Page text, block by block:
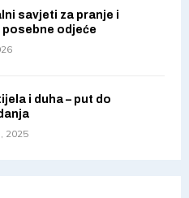
savjeti za pranje i
posebne odjeće
i duha – put do
2025